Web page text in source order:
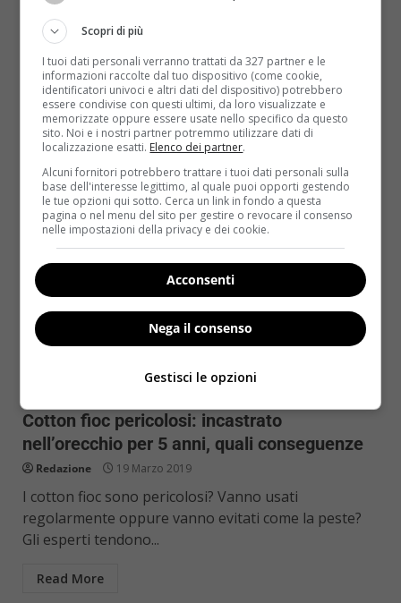
lancia l’allarme: “Il raw food fa male!”
Redazione 26 Marzo 2019
Yovana Mendoza Ayres è una delle influencer
crudiste più seguite del settore. Anche se forse
sarebbe opportuno...
Read More
Cotton fioc pericolosi: incastrato
nell’orecchio per 5 anni, quali conseguenze
Redazione 19 Marzo 2019
I cotton fioc sono pericolosi? Vanno usati
regolarmente oppure vanno evitati come la peste?
Gli esperti tendono...
Read More
Scopri di più
I tuoi dati personali verranno trattati da 327 partner e le
informazioni raccolte dal tuo dispositivo (come cookie,
identificatori univoci e altri dati del dispositivo) potrebbero
essere condivise con questi ultimi, da loro visualizzate e
memorizzate oppure essere usate nello specifico da questo
sito. Noi e i nostri partner potremmo utilizzare dati di
localizzazione esatti. Elenco dei partner.
Alcuni fornitori potrebbero trattare i tuoi dati personali sulla
base dell'interesse legittimo, al quale puoi opporti gestendo
le tue opzioni qui sotto. Cerca un link in fondo a questa
pagina o nel menu del sito per gestire o revocare il consenso
nelle impostazioni della privacy e dei cookie.
Acconsenti
Nega il consenso
Gestisci le opzioni